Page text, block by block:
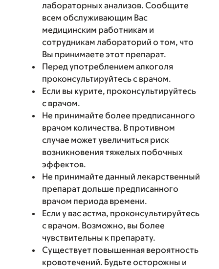
лабораторных анализов. Сообщите
всем обслуживающим Вас
медицинским работникам и
сотрудникам лабораторий о том, что
Вы принимаете этот препарат.
Перед употреблением алкоголя
проконсультируйтесь с врачом.
Если вы курите, проконсультируйтесь
с врачом.
Не принимайте более предписанного
врачом количества. В противном
случае может увеличиться риск
возникновения тяжелых побочных
эффектов.
Не принимайте данный лекарственный
препарат дольше предписанного
врачом периода времени.
Если у вас астма, проконсультируйтесь
с врачом. Возможно, вы более
чувствительны к препарату.
Существует повышенная вероятность
кровотечений. Будьте осторожны и